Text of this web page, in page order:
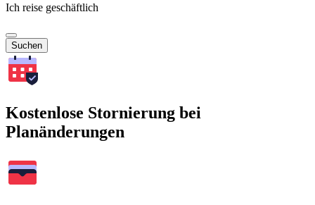
Ich reise geschäftlich
Suchen
Kostenlose Stornierung bei
Planänderungen